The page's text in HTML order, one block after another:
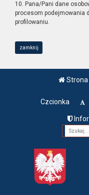
10. Pana/Pani dane
procesom podejmowania
profilowaniu.
zamknij
Strona
Czcionka
Fraza